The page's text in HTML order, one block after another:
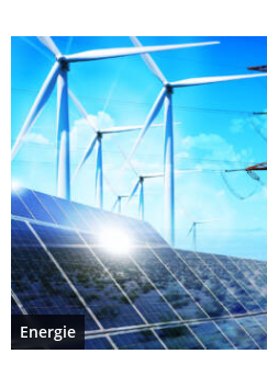
Energie